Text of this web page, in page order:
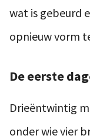
wat is gebeurd
opnieuw vorm
De eerste
Drieëntwintig
onder wie vier